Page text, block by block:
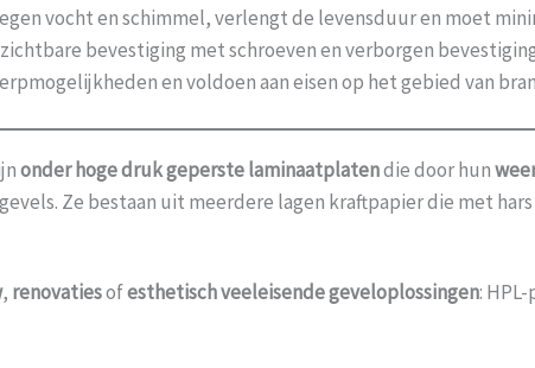
vocht en schimmel, verlengt de levensduur en moet
bevestiging met schroeven en verborgen
en voldoen aan eisen op het gebied van
onder hoge druk geperste laminaatplatendie door hun
Ze bestaan uit meerdere lagen kraftpapier die met
, renovatiesofesthetisch veeleisende geveloplossingen: